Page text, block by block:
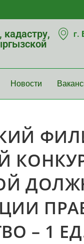
кадастру,
г.
Новости
– 1